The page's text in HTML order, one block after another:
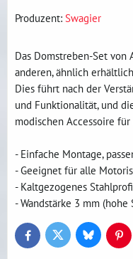
Produzent: Swagier
Das Domstreben-Set von
anderen, ähnlich
Dies führt nach der
und Funktionalität, und
modischen Accessoire
- Einfache Montage,
- Geeignet für alle
- Kaltgezogenes
- Wandstärke 3 mm
FacebookTwitter Bluesky